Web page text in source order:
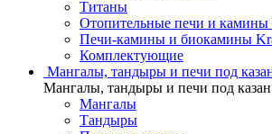
Титаны
Отопительные печи и камины
Печи-камины и биокамины
Комплектующие
Мангалы, тандыры и печи под
Мангалы, тандыры и печи под казан
Мангалы
Тандыры